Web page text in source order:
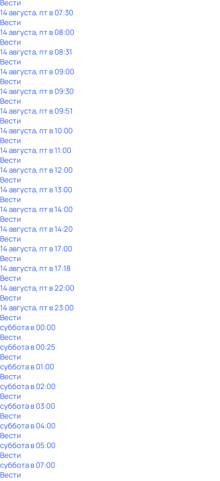
Вести
14 августа, пт в 07:30
Вести
14 августа, пт в 08:00
Вести
14 августа, пт в 08:31
Вести
14 августа, пт в 09:00
Вести
14 августа, пт в 09:30
Вести
14 августа, пт в 09:51
Вести
14 августа, пт в 10:00
Вести
14 августа, пт в 11:00
Вести
14 августа, пт в 12:00
Вести
14 августа, пт в 13:00
Вести
14 августа, пт в 14:00
Вести
14 августа, пт в 14:20
Вести
14 августа, пт в 17:00
Вести
14 августа, пт в 17:18
Вести
14 августа, пт в 22:00
Вести
14 августа, пт в 23:00
Вести
субботав00:00
Вести
субботав00:25
Вести
субботав01:00
Вести
субботав02:00
Вести
субботав03:00
Вести
субботав04:00
Вести
субботав05:00
Вести
субботав07:00
Вести